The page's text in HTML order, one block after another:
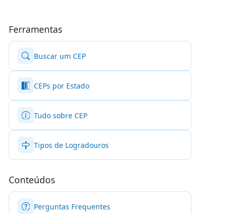
Ferramentas
Buscar um CEP
CEPs por Estado
Tudo sobre CEP
Tipos de Logradouros
Conteúdos
Perguntas Frequentes